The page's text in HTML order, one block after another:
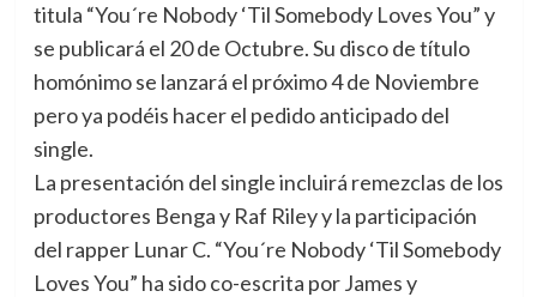
titula “You´re Nobody ‘Til Somebody Loves You” y
se publicará el 20 de Octubre. Su disco de título
homónimo se lanzará el próximo 4 de Noviembre
pero ya podéis hacer el pedido anticipado del
single.
La presentación del single incluirá remezclas de los
productores Benga y Raf Riley y la participación
del rapper Lunar C. “You´re Nobody ‘Til Somebody
Loves You” ha sido co-escrita por James y